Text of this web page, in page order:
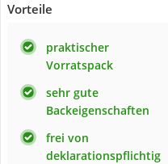
Vorteile
praktischer
Vorratspack
sehr gute
Backeigenschaften
frei von
deklarationspflichtig